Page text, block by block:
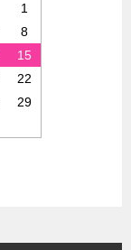
1
8
15
22
29